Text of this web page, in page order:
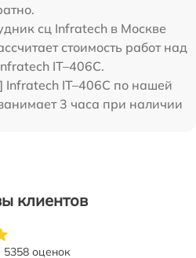
сц Infratech в Москве
стоимость работ над
IT–406С.
Infratech IT–406С по нашей
3 часа при наличии
клиентов
5358 оценок